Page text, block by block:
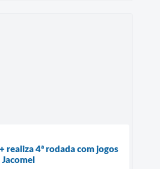
realiza 4ª rodada com jogos